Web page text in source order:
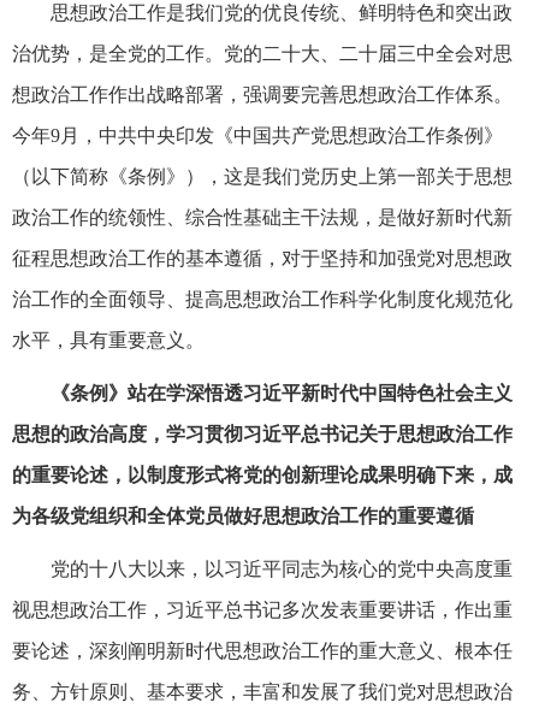
思想政治工作是我们党的优良传统、鲜明特色和突出政
治优势，是全党的工作。党的二十大、二十届三中全会对思
想政治工作作出战略部署，强调要完善思想政治工作体系。
今年9月，中共中央印发《中国共产党思想政治工作条例》
（以下简称《条例》），这是我们党历史上第一部关于思想
政治工作的统领性、综合性基础主干法规，是做好新时代新
征程思想政治工作的基本遵循，对于坚持和加强党对思想政
治工作的全面领导、提高思想政治工作科学化制度化规范化
水平，具有重要意义。
《条例》站在学深悟透习近平新时代中国特色社会主义
思想的政治高度，学习贯彻习近平总书记关于思想政治工作
的重要论述，以制度形式将党的创新理论成果明确下来，成
为各级党组织和全体党员做好思想政治工作的重要遵循
党的十八大以来，以习近平同志为核心的党中央高度重
视思想政治工作，习近平总书记多次发表重要讲话，作出重
要论述，深刻阐明新时代思想政治工作的重大意义、根本任
务、方针原则、基本要求，丰富和发展了我们党对思想政治